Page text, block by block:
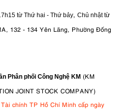
từ Thứ hai - Thứ bảy, Chủ nhật từ
132 - 134 Yên Lãng, Phường Đống
Phân phối Công Nghệ KM (KM
JOINT STOCK COMPANY)
chính TP Hồ Chí Minh cấp ngày